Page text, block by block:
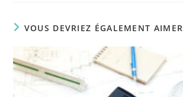
VOUS DEVRIEZ ÉGALEMENT AIMER